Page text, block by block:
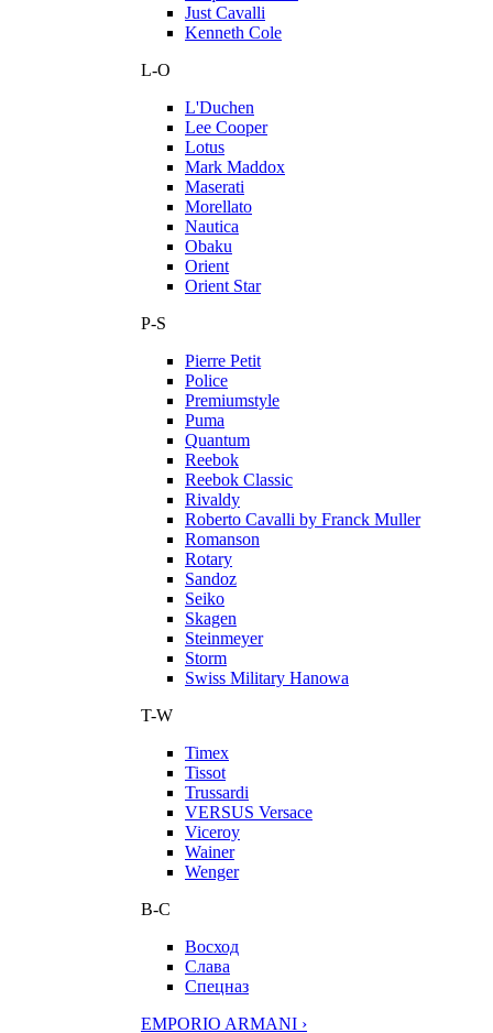
Just Cavalli
Kenneth Cole
L-O
L'Duchen
Lee Cooper
Lotus
Mark Maddox
Maserati
Morellato
Nautica
Obaku
Orient
Orient Star
P-S
Pierre Petit
Police
Premiumstyle
Puma
Quantum
Reebok
Reebok Classic
Rivaldy
Roberto Cavalli by Franck Muller
Romanson
Rotary
Sandoz
Seiko
Skagen
Steinmeyer
Storm
Swiss Military Hanowa
T-W
Timex
Tissot
Trussardi
VERSUS Versace
Viceroy
Wainer
Wenger
В-С
Восход
Слава
Спецназ
EMPORIO ARMANI ›